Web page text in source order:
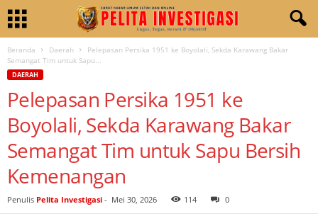
Beranda Daerah
Pelepasan Persika 1951 ke Boyolali, Sekda Karawang Bakar
Semangat Tim untuk Sapu...
DAERAH
Pelepasan Persika 1951 ke
Boyolali, Sekda Karawang Bakar
Semangat Tim untuk Sapu Bersih
Kemenangan
Penulis Pelita Investigasi - Mei 30, 2026 114 0